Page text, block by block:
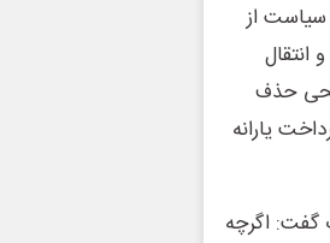
سیاست از
انتقال
حذف
یارانه
گفت: اگرچه